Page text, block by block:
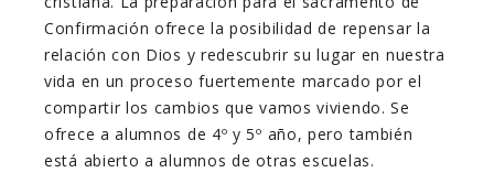
Confirmación ofrece la posibilidad de repensar la
relación con Dios y redescubrir su lugar en nuestra
vida en un proceso fuertemente marcado por el
compartir los cambios que vamos viviendo. Se
ofrece a alumnos de 4º y 5º año, pero también
está abierto a alumnos de otras escuelas.